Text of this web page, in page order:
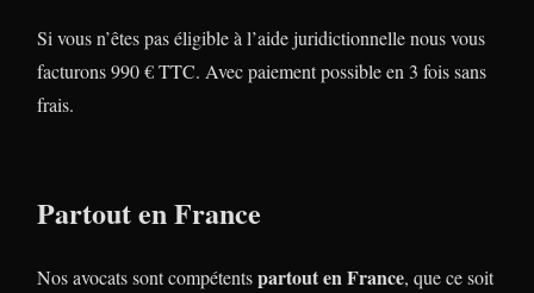
Si vous n’êtes pas éligible à l’aide juridictionnelle nous vous
facturons 990 € TTC. Avec paiement possible en 3 fois sans
frais.
Partout en France
Nos avocats sont compétentspartout en France, que ce soit